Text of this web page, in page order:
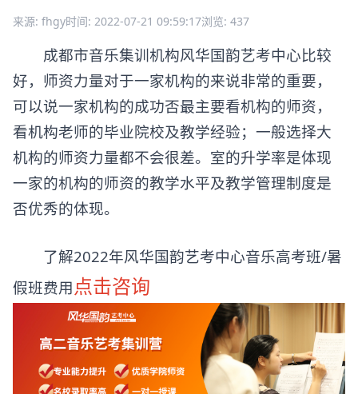
来源: fhgy时间: 2022-07-21 09:59:17浏览: 437
成都市音乐集训机构风华国韵艺考中心比较
好，师资力量对于一家机构的来说非常的重要，
可以说一家机构的成功否最主要看机构的师资，
看机构老师的毕业院校及教学经验；一般选择大
机构的师资力量都不会很差。室的升学率是体现
一家的机构的师资的教学水平及教学管理制度是
否优秀的体现。
了解2022年风华国韵艺考中心音乐高考班/暑
假班费用点击咨询